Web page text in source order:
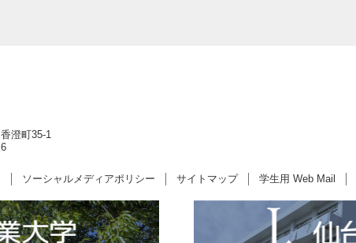
澄町35-1
ソーシャルメディアポリシー サイトマップ 学生用 Web Mail